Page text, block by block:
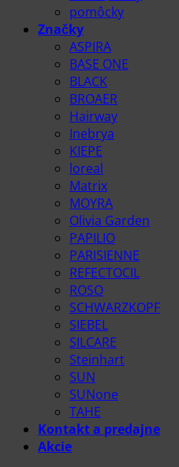
pomôcky
Značky
ASPIRA
BASE ONE
BLACK
BROAER
Hairway
Inebrya
KIEPE
loreal
Matrix
MOYRA
Olivia Garden
PAPILIO
PARISIENNE
REFECTOCIL
ROSO
SCHWARZKOPF
SIEBEL
SILCARE
Steinhart
SUN
SUNone
TAHE
Kontakt a predajne
Akcie